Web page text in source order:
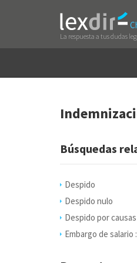
La respuesta a tus dudas
Búsquedas
Despido
Despido nulo
Despido por
Embargo de salario